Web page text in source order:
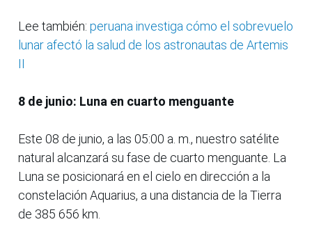
Lee también: peruana investiga cómo el sobrevuelo
lunar afectó la salud de los astronautas de Artemis
II
8 de junio: Luna en cuarto menguante
Este 08 de junio, a las 05:00 a. m., nuestro satélite
natural alcanzará su fase de cuarto menguante. La
Luna se posicionará en el cielo en dirección a la
constelación Aquarius, a una distancia de la Tierra
de 385 656 km.